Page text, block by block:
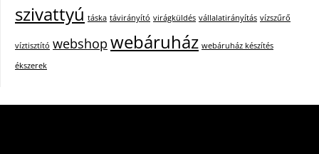
szivattyú táska távirányító virágküldés vállalatirányítás vízszűrő
víztisztító webshop webáruház webáruház készítés
ékszerek